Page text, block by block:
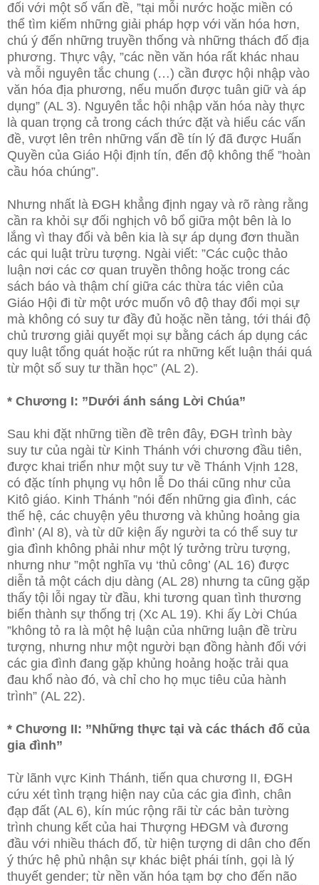
đối với một số vấn đề, ”tại mỗi nước hoặc miền có
thể tìm kiếm những giải pháp hợp với văn hóa hơn,
chú ý đến những truyền thống và những thách đố địa
phương. Thực vậy, ”các nền văn hóa rất khác nhau
và mỗi nguyên tắc chung (…) cần được hội nhập vào
văn hóa địa phương, nếu muốn được tuân giữ và áp
dụng” (AL 3). Nguyên tắc hội nhập văn hóa này thực
là quan trọng cả trong cách thức đặt và hiểu các vấn
đề, vượt lên trên những vấn đề tín lý đã được Huấn
Quyền của Giáo Hội định tín, đến độ không thể ”hoàn
cầu hóa chúng”.
Nhưng nhất là ĐGH khẳng định ngay và rõ ràng rằng
cần ra khỏi sự đối nghịch vô bổ giữa một bên là lo
lắng vì thay đổi và bên kia là sự áp dụng đơn thuần
các qui luật trừu tượng. Ngài viết: ”Các cuộc thảo
luận nơi các cơ quan truyền thông hoặc trong các
sách báo và thậm chí giữa các thừa tác viên của
Giáo Hội đi từ một ước muốn vô độ thay đổi mọi sự
mà không có suy tư đầy đủ hoặc nền tảng, tới thái độ
chủ trương giải quyết mọi sự bằng cách áp dụng các
quy luật tổng quát hoặc rút ra những kết luận thái quá
từ một số suy tư thần học” (AL 2).
* Chương I: ”Dưới ánh sáng Lời Chúa”
Sau khi đặt những tiền đề trên đây, ĐGH trình bày
suy tư của ngài từ Kinh Thánh với chương đầu tiên,
được khai triển như một suy tư về Thánh Vịnh 128,
có đặc tính phụng vụ hôn lễ Do thái cũng như của
Kitô giáo. Kinh Thánh ”nói đến những gia đình, các
thế hệ, các chuyện yêu thương và khủng hoảng gia
đình’ (Al 8), và từ dữ kiện ấy người ta có thể suy tư
gia đình không phải như một lý tưởng trừu tượng,
nhưng như ”một nghĩa vụ ‘thủ công’ (AL 16) được
diễn tả một cách dịu dàng (AL 28) nhưng ta cũng gặp
thấy tội lỗi ngay từ đầu, khi tương quan tình thương
biến thành sự thống trị (Xc AL 19). Khi ấy Lời Chúa
”không tỏ ra là một hệ luận của những luận đề trừu
tượng, nhưng như một người bạn đồng hành đối với
các gia đình đang gặp khủng hoảng hoặc trải qua
đau khổ nào đó, và chỉ cho họ mục tiêu của hành
trình” (AL 22).
* Chương II: ”Những thực tại và các thách đố của
gia đình”
Từ lãnh vực Kinh Thánh, tiến qua chương II, ĐGH
cứu xét tình trạng hiện nay của các gia đình, chân
đạp đất (AL 6), kín múc rộng rãi từ các bản tường
trình chung kết của hai Thượng HĐGM và đương
đầu với nhiều thách đố, từ hiện tượng di dân cho đến
ý thức hệ phủ nhận sự khác biệt phái tính, gọi là lý
thuyết gender; từ nền văn hóa tạm bợ cho đến não